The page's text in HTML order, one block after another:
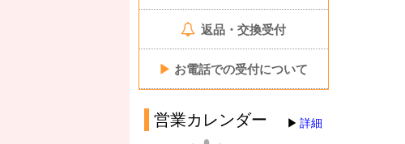
返品・交換受付
▶ お電話での受付について
営業カレンダー 詳細